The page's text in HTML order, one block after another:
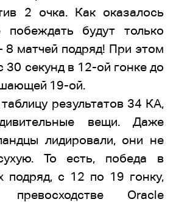
2 очка. Как оказалось
побеждать будут только
матчей подряд! При этом
30 секунд в 12-ой гонке до
19-ой.
результатов 34 КА,
вещи. Даже
лидировали, они не
То есть, победа в
подряд, с 12 по 19 гонку,
Oracle